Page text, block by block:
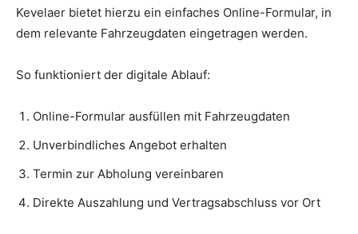
Kevelaer bietet hierzu ein einfaches Online-Formular, in
dem relevante Fahrzeugdaten eingetragen werden.
So funktioniert der digitale Ablauf:
Online-Formular ausfüllen mit Fahrzeugdaten
Unverbindliches Angebot erhalten
Termin zur Abholung vereinbaren
Direkte Auszahlung und Vertragsabschluss vor Ort